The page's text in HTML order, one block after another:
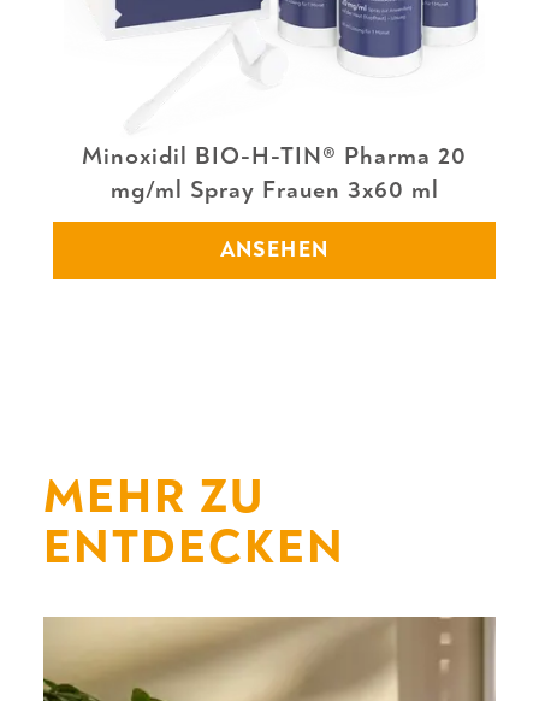
Minoxidil BIO-H-TIN® Pharma 20
mg/ml Spray Frauen 3x60 ml
ANSEHEN
MEHR ZU
ENTDECKEN